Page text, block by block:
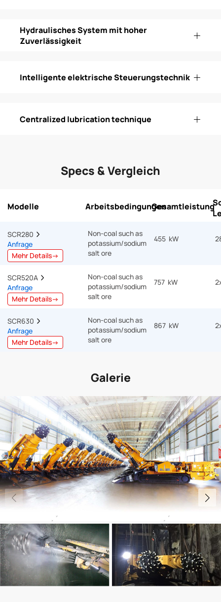
Hydraulisches System mit hoher
Zuverlässigkeit
Intelligente elektrische Steuerungstechnik
Centralized lubrication technique
Specs & Vergleich
Modelle ArbeitsbedingungenGesamtleistung
SCR280
Anfrage
Mehr Details→
Non-coal such as
potassium/sodium
salt ore
455 kW
SCR520A
Anfrage
Mehr Details→
Non-coal such as
potassium/sodium
salt ore
757 kW
SCR630
Anfrage
Mehr Details→
Non-coal such as
potassium/sodium
salt ore
867 kW
Galerie